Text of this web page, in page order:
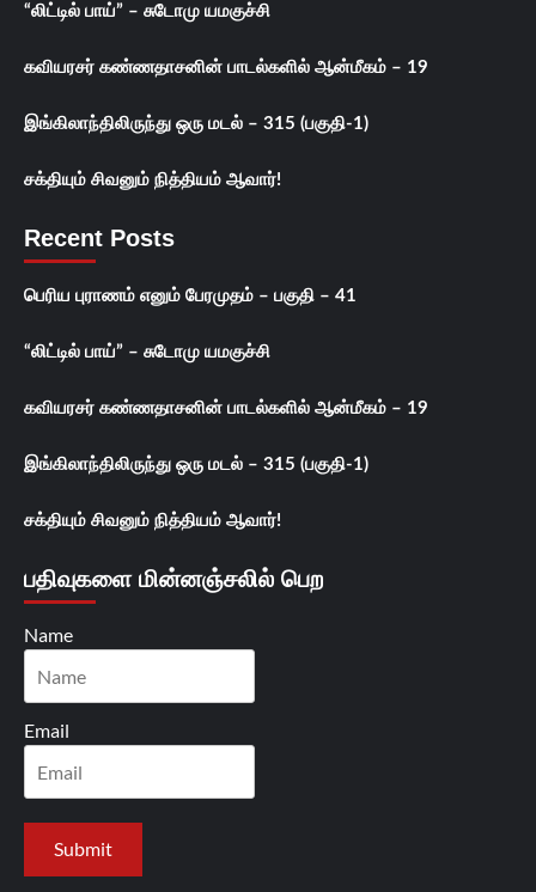
“லிட்டில் பாய்” – சுடோமு யமகுச்சி
கவியரசர் கண்ணதாசனின் பாடல்களில் ஆன்மீகம் – 19
இங்கிலாந்திலிருந்து ஒரு மடல் – 315 (பகுதி-1)
சக்தியும் சிவனும் நித்தியம் ஆவார்!
Recent Posts
பெரிய புராணம் எனும் பேரமுதம் – பகுதி – 41
“லிட்டில் பாய்” – சுடோமு யமகுச்சி
கவியரசர் கண்ணதாசனின் பாடல்களில் ஆன்மீகம் – 19
இங்கிலாந்திலிருந்து ஒரு மடல் – 315 (பகுதி-1)
சக்தியும் சிவனும் நித்தியம் ஆவார்!
பதிவுகளை மின்னஞ்சலில் பெற
Name
Email